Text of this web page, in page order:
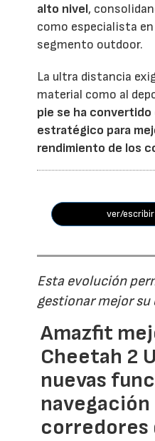
alto nivel,
como especialista
segmento outdoor.
La ultra distancia
material como al
pie se ha
estratégico para
rendimiento de los
ver/
Esta evolución
gestionar mejor
Amazfit
Cheetah 2
nuevas
navegación
corredores